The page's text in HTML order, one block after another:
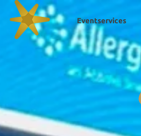
Eventservices